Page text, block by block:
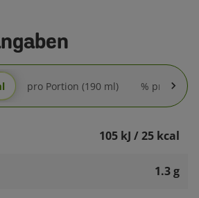
pro Portion (190 ml) % pro
105 kJ / 25 kcal
1.3 g